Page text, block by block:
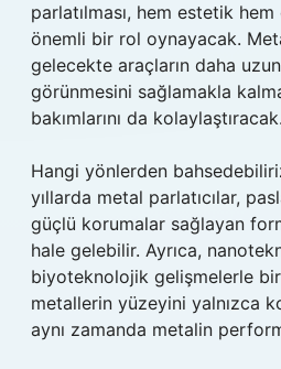
parlatılması, hem estetik
önemli bir rol oynayacak.
gelecekte araçların daha
görünmesini sağlamakla
bakımlarını da kolaylaştıracak.
Hangi yönlerden
yıllarda metal parlatıcılar,
güçlü korumalar sağlayan
hale gelebilir. Ayrıca,
biyoteknolojik gelişmelerle
metallerin yüzeyini yalnızca
aynı zamanda metalin